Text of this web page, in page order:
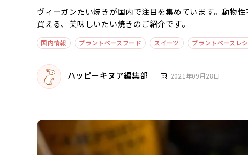
ヴィーガンたい焼きが国内で注目を集めています。動物
買える、美味しいたい焼きのご紹介です。
国内情報 プラントベースフード スイーツ プラントベースレ
ハッピーキヌア編集部 2021年09月28日